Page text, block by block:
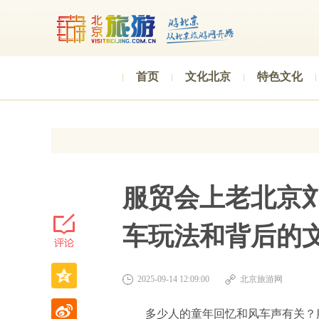
首页 文化北京 特色文化
服贸会上老北京
车玩法和背后的
2025-09-14 12:09:00 北京旅游网
多少人的童年回忆和风车声有关